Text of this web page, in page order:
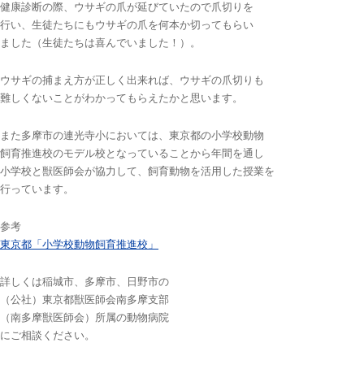
健康診断の際、ウサギの爪が延びていたので爪切りを
行い、生徒たちにもウサギの爪を何本か切ってもらい
ました（生徒たちは喜んでいました！）。
ウサギの捕まえ方が正しく出来れば、ウサギの爪切りも
難しくないことがわかってもらえたかと思います。
また多摩市の連光寺小においては、東京都の小学校動物
飼育推進校のモデル校となっていることから年間を通し
小学校と獣医師会が協力して、飼育動物を活用した授業を
行っています。
参考
東京都「小学校動物飼育推進校」
詳しくは稲城市、多摩市、日野市の
（公社）東京都獣医師会南多摩支部
（南多摩獣医師会）所属の動物病院
にご相談ください。